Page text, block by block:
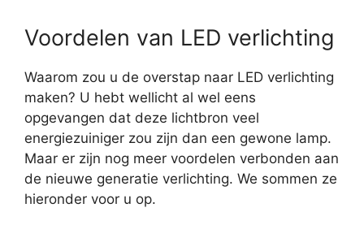
Voordelen van LED verlichting
Waarom zou u de overstap naar LED verlichting
maken? U hebt wellicht al wel eens
opgevangen dat deze lichtbron veel
energiezuiniger zou zijn dan een gewone lamp.
Maar er zijn nog meer voordelen verbonden aan
de nieuwe generatie verlichting. We sommen ze
hieronder voor u op.